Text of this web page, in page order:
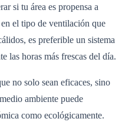
si tu área es propensa a
el tipo de ventilación que
es preferible un sistema
las horas más frescas del día.
no solo sean eficaces, sino
ambiente puede
como ecológicamente.